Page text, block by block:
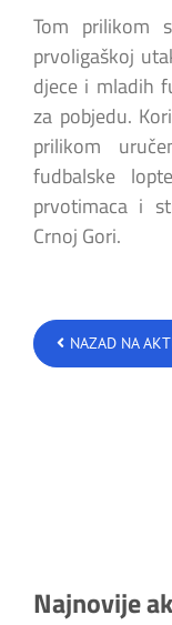
Tom prilikom
prvoligaškoj
djece i mladih
za pobjedu.
prilikom
fudbalske
prvotimaca i
Crnoj Gori.
NAZAD NA
Najnovije